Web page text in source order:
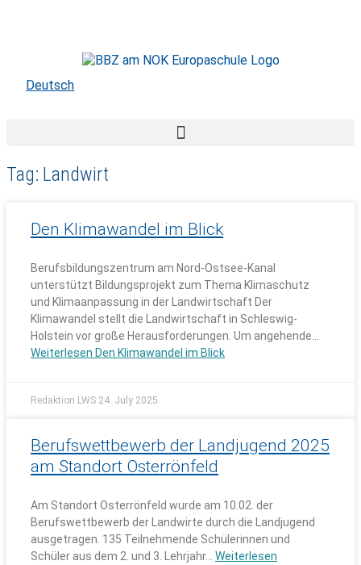
Deutsch
Tag: Landwirt
Den Klimawandel im Blick
Berufsbildungszentrum am Nord-Ostsee-Kanal
unterstützt Bildungsprojekt zum Thema Klimaschutz
und Klimaanpassung in der Landwirtschaft Der
Klimawandel stellt die Landwirtschaft in Schleswig-
Holstein vor große Herausforderungen. Um angehende…
Weiterlesen Den Klimawandel im Blick
Redaktion LWS 24. July 2025
Berufswettbewerb der Landjugend 2025
am Standort Osterrönfeld
Am Standort Osterrönfeld wurde am 10.02. der
Berufswettbewerb der Landwirte durch die Landjugend
ausgetragen. 135 Teilnehmende Schülerinnen und
Schüler aus dem 2. und 3. Lehrjahr… Weiterlesen